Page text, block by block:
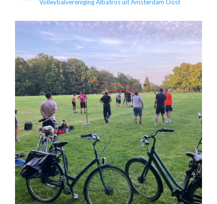
Volleybalvereniging Albatros uit Amsterdam Oost